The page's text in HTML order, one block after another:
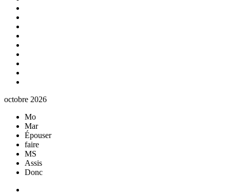
octobre 2026
Mo
Mar
Épouser
faire
MS
Assis
Donc